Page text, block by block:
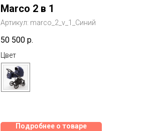
Marco 2 в 1
Артикул: marco_2_v_1_Синий
50 500 р.
Цвет
Подробнее о товаре